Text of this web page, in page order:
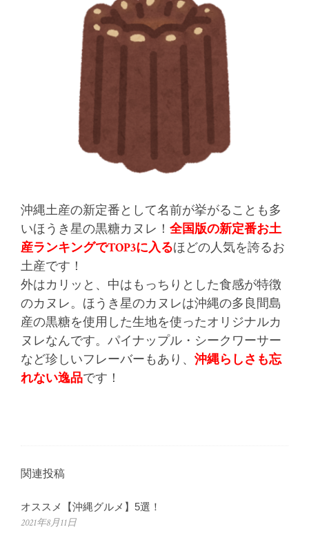
沖縄土産の新定番として名前が挙がることも多
いほうき星の黒糖カヌレ！ 全国版の新定番お土
産ランキングでTOP3に入るほどの人気を誇るお
土産です！
外はカリッと、中はもっちりとした食感が特徴
のカヌレ。ほうき星のカヌレは沖縄の多良間島
産の黒糖を使用した生地を使ったオリジナルカ
ヌレなんです。パイナップル・シークワーサー
など珍しいフレーバーもあり、 沖縄らしさも忘
れない逸品です！
関連投稿
オススメ【沖縄グルメ】5選！
2021年8月11日